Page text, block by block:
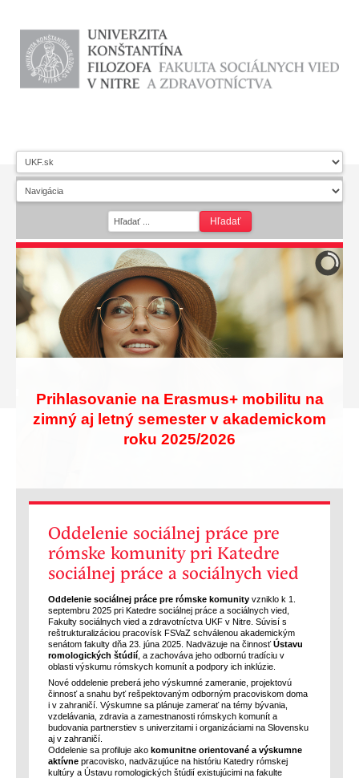
Prihlasovanie na Erasmus+ mobilitu na
zimný aj letný semester v akademickom
roku 2025/2026
Oddelenie sociálnej práce pre
rómske komunity pri Katedre
sociálnej práce a sociálnych vied
Oddelenie sociálnej práce pre rómske komunity vzniklo k 1.
septembru 2025 pri Katedre sociálnej práce a sociálnych vied,
Fakulty sociálnych vied a zdravotníctva UKF v Nitre. Súvisí s
reštrukturalizáciou pracovísk FSVaZ schválenou akademickým
senátom fakulty dňa 23. júna 2025. Nadväzuje na činnosťÚstavu
romologických štúdií , a zachováva jeho odbornú tradíciu v
oblasti výskumu rómskych komunít a podpory ich inklúzie.
Nové oddelenie preberá jeho výskumné zameranie, projektovú
činnosť a snahu byť rešpektovaným odborným pracoviskom doma
i v zahraničí. Výskumne sa plánuje zamerať na témy bývania,
vzdelávania, zdravia a zamestnanosti rómskych komunít a
budovania partnerstiev s univerzitami i organizáciami na Slovensku
aj v zahraničí.
Oddelenie sa profiluje ako komunitne orientované a výskumne
aktívne pracovisko, nadväzujúce na históriu Katedry rómskej
kultúry a Ústavu romologických štúdií existujúcimi na fakulte